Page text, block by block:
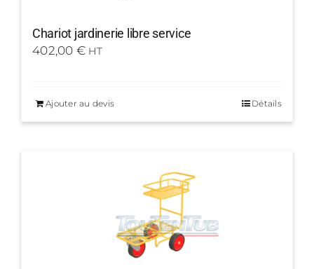
Chariot jardinerie libre service
402,00 € HT
Ajouter au devis Détails